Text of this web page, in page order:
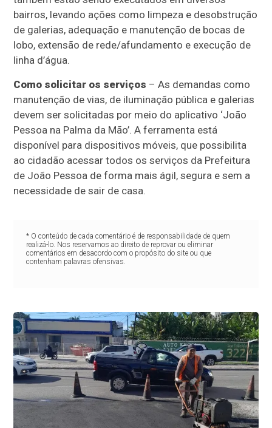
bairros, levando ações como limpeza e desobstrução
de galerias, adequação e manutenção de bocas de
lobo, extensão de rede/afundamento e execução de
linha d’água.
Como solicitar os serviços – As demandas como
manutenção de vias, de iluminação pública e galerias
devem ser solicitadas por meio do aplicativo ‘João
Pessoa na Palma da Mão’. A ferramenta está
disponível para dispositivos móveis, que possibilita
ao cidadão acessar todos os serviços da Prefeitura
de João Pessoa de forma mais ágil, segura e sem a
necessidade de sair de casa.
* O conteúdo de cada comentário é de responsabilidade de quem
realizá-lo. Nos reservamos ao direito de reprovar ou eliminar
comentários em desacordo com o propósito do site ou que
contenham palavras ofensivas.